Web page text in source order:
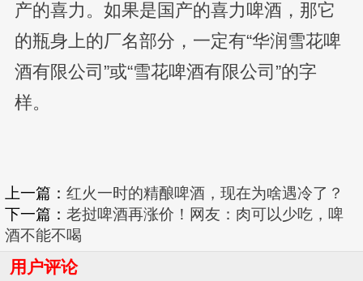
产的喜力。如果是国产的喜力啤酒，那它
的瓶身上的厂名部分，一定有“华润雪花啤
酒有限公司”或“雪花啤酒有限公司”的字
样。
上一篇： 红火一时的精酿啤酒，现在为啥遇冷了？
下一篇： 老挝啤酒再涨价！网友：肉可以少吃，啤
酒不能不喝
用户评论